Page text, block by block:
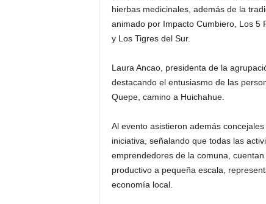
hierbas medicinales, además de la
animado por Impacto Cumbiero, Los 5
y Los Tigres del Sur.
Laura Ancao, presidenta de la
destacando el entusiasmo de las
Quepe, camino a Huichahue.
Al evento asistieron además
iniciativa, señalando que todas las
emprendedores de la comuna,
productivo a pequeña escala,
economía local.